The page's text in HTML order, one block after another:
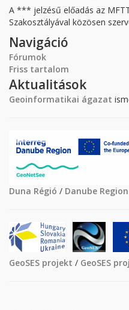
A *** jelzésű előadás az
Szakosztályával közösen
Navigáció
Fórumok
Friss tartalom
Aktualitások
Geoinformatikai ágazat
Duna Régió / Danube Region
GeoSES projekt / GeoSES